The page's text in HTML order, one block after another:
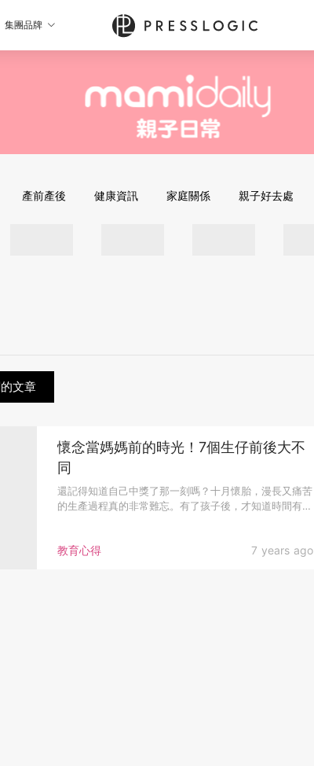
集團品牌
產前產後 健康資訊 家庭關係 親子好去處
文章
教育心得 7 years ago
懷念當媽媽前的時光！7個生仔前後大不
同
還記得知道自己中獎了那一刻嗎？十月懷胎，漫長又痛苦
的生產過程真的非常難忘。有了孩子後，才知道時間有